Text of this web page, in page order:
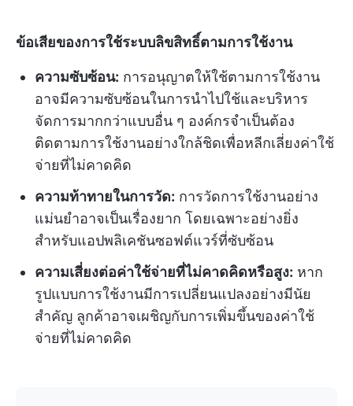
ข้อเสียของการใช้ระบบลิขสิทธิ์ตามการใช้งาน
ความซับซ้อน: การอนุญาตให้ใช้ตามการใช้งาน
อาจมีความซับซ้อนในการนำไปใช้และบริหาร
จัดการมากกว่าแบบอื่น ๆ องค์กรจำเป็นต้อง
ติดตามการใช้งานอย่างใกล้ชิดเพื่อหลีกเลี่ยงค่าใช้
จ่ายที่ไม่คาดคิด
ความท้าทายในการวัด: การวัดการใช้งานอย่าง
แม่นยำอาจเป็นเรื่องยาก โดยเฉพาะอย่างยิ่ง
สำหรับแอปพลิเคชันซอฟต์แวร์ที่ซับซ้อน
ความเสี่ยงต่อค่าใช้จ่ายที่ไม่คาดคิดหรือสูง: หาก
รูปแบบการใช้งานมีการเปลี่ยนแปลงอย่างมีนัย
สำคัญ ลูกค้าอาจเผชิญกับการเพิ่มขึ้นของค่าใช้
จ่ายที่ไม่คาดคิด